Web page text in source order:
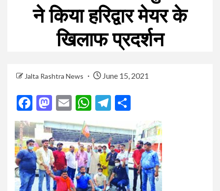
ने किया हरिद्वार मेयर के
खिलाफ प्रदर्शन
Jalta Rashtra News June 15, 2021
Facebook
Mastodon
EmailWhatsApp
Telegram